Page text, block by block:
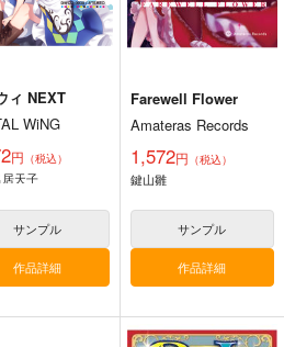
サンプル サンプル
ィ NEXT
WiNG
円 （税込）
天子
サンプル
作品詳細
Farewell Flower
Amateras Records
1,572円 （税込）
鍵山雛
サンプル
作品詳細